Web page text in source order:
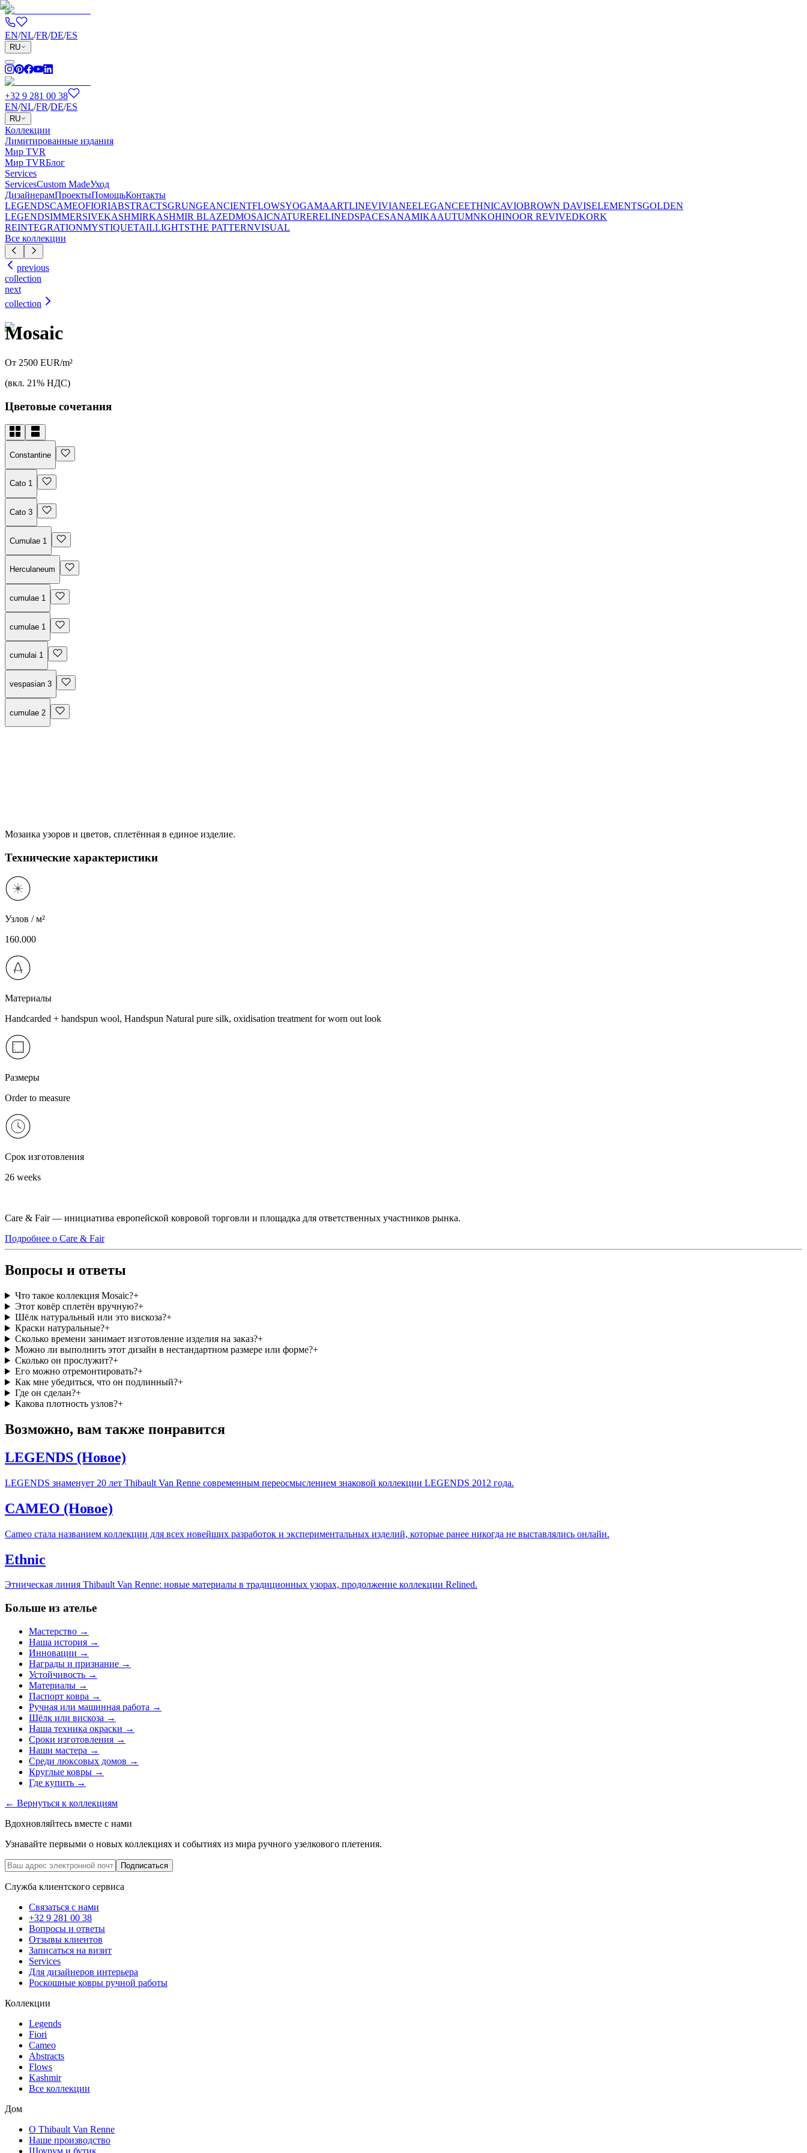
EN/NL/FR/DE/ES
RU
+32 9 281 00 38
EN/NL/FR/DE/ES
RU
Коллекции
Лимитированные издания
Мир TVR
Мир TVRБлог
Services
ServicesCustom MadeУход
ДизайнерамПроектыПомощьКонтакты
LEGENDSCAMEOFIORIABSTRACTSGRUNGEANCIENTFLOWSYOGAMAARTLINEVIVIANEELEGANCEETHNICAVIOBROWN DAVISELEMENTSGOLDEN
LEGENDSIMMERSIVEKASHMIRKASHMIR BLAZEDMOSAICNATURERELINEDSPACESANAMIKAAUTUMNKOHINOOR REVIVEDKORK
REINTEGRATIONMYSTIQUETAILLIGHTSTHE PATTERNVISUAL
Все коллекции
previous
collection
next
collection
Mosaic
От 2500 EUR/m²
(вкл. 21% НДС)
Цветовые сочетания
Constantine
Cato 1
Cato 3
Cumulae 1
Herculaneum
cumulae 1
cumulae 1
cumulai 1
vespasian 3
cumulae 2
Мозаика узоров и цветов, сплетённая в единое изделие.
Технические характеристики
Узлов / м²
160.000
Материалы
Handcarded + handspun wool, Handspun Natural pure silk, oxidisation treatment for worn out look
Размеры
Order to measure
Срок изготовления
26 weeks
Care & Fair — инициатива европейской ковровой торговли и площадка для ответственных участников рынка.
Подробнее о Care & Fair
Вопросы и ответы
Что такое коллекция Mosaic?+
Этот ковёр сплетён вручную?+
Шёлк натуральный или это вискоза?+
Краски натуральные?+
Сколько времени занимает изготовление изделия на заказ?+
Можно ли выполнить этот дизайн в нестандартном размере или форме?+
Сколько он прослужит?+
Его можно отремонтировать?+
Как мне убедиться, что он подлинный?+
Где он сделан?+
Какова плотность узлов?+
Возможно, вам также понравится
LEGENDS (Новое)
LEGENDS знаменует 20 лет Thibault Van Renne современным переосмыслением знаковой коллекции LEGENDS 2012 года.
CAMEO (Новое)
Cameo стала названием коллекции для всех новейших разработок и экспериментальных изделий, которые ранее никогда не выставлялись онлайн.
Ethnic
Этническая линия Thibault Van Renne: новые материалы в традиционных узорах, продолжение коллекции Relined.
Больше из ателье
Мастерство →
Наша история →
Инновации →
Награды и признание →
Устойчивость →
Материалы →
Паспорт ковра →
Ручная или машинная работа →
Шёлк или вискоза →
Наша техника окраски →
Сроки изготовления →
Наши мастера →
Среди люксовых домов →
Круглые ковры →
Где купить →
← Вернуться к коллекциям
Вдохновляйтесь вместе с нами
Узнавайте первыми о новых коллекциях и событиях из мира ручного узелкового плетения.
Подписаться
Служба клиентского сервиса
Связаться с нами
+32 9 281 00 38
Вопросы и ответы
Отзывы клиентов
Записаться на визит
Services
Для дизайнеров интерьера
Роскошные ковры ручной работы
Коллекции
Legends
Fiori
Cameo
Abstracts
Flows
Kashmir
Все коллекции
Дом
О Thibault Van Renne
Наше производство
Шоурум и бутик